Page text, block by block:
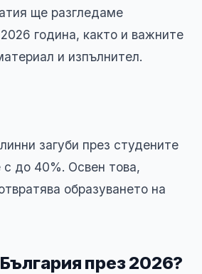
ще разгледаме
година, както и важните
и изпълнител.
загуби през студените
с до 40%. Освен това,
образуването на
през 2026?